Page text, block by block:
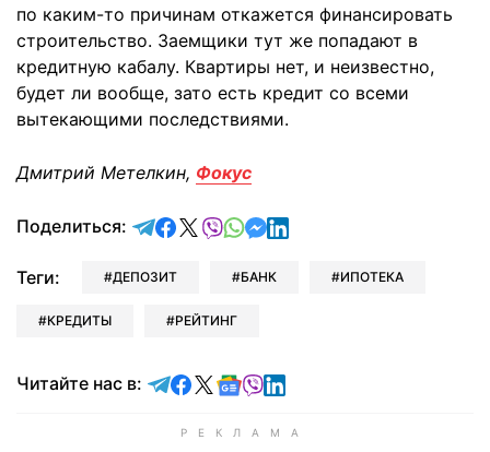
по каким-то причинам откажется финансировать
строительство. Заемщики тут же попадают в
кредитную кабалу. Квартиры нет, и неизвестно,
будет ли вообще, зато есть кредит со всеми
вытекающими последствиями.
Дмитрий Метелкин, Фокус
Поделиться: отправить в Telegram
поделиться в Facebook
поделиться в X
отправить в Viber
отправить в Whatsapp
отправить в Messenger
отправить в LinkedIn
Теги: ДЕПОЗИТ БАНК ИПОТЕКА
КРЕДИТЫ РЕЙТИНГ
Читайте нас в: Читайте в Telegram
Читайте в Facebook
Читайте в X
Читайте в Google news
Читайте в Viber
Читайте в LinkedIn